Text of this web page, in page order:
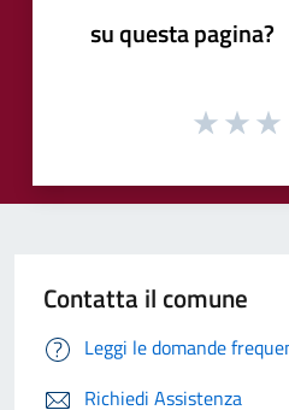
su questa pagina?
Contatta il comune
Leggi le domande
Richiedi Assistenza